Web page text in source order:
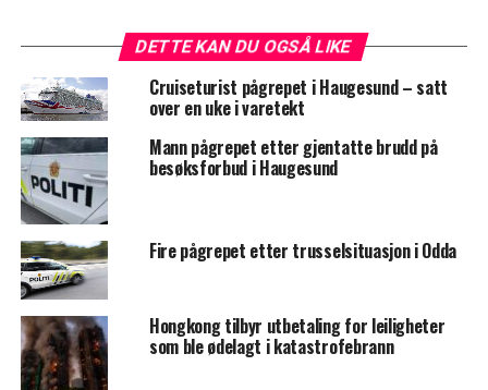
DETTE KAN DU OGSÅ LIKE
Cruiseturist pågrepet i Haugesund – satt
over en uke i varetekt
Mann pågrepet etter gjentatte brudd på
besøksforbud i Haugesund
Fire pågrepet etter trusselsituasjon i Odda
Hongkong tilbyr utbetaling for leiligheter
som ble ødelagt i katastrofebrann